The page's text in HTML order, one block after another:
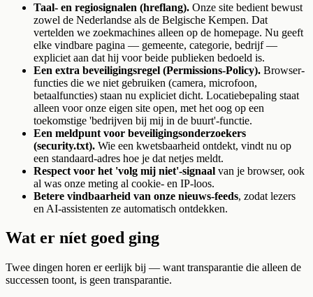
Taal- en regiosignalen (hreflang). Onze site bedient bewust
zowel de Nederlandse als de Belgische Kempen. Dat
vertelden we zoekmachines alleen op de homepage. Nu geeft
elke vindbare pagina — gemeente, categorie, bedrijf —
expliciet aan dat hij voor beide publieken bedoeld is.
Een extra beveiligingsregel (Permissions-Policy). Browser-
functies die we niet gebruiken (camera, microfoon,
betaalfuncties) staan nu expliciet dicht. Locatiebepaling staat
alleen voor onze eigen site open, met het oog op een
toekomstige 'bedrijven bij mij in de buurt'-functie.
Een meldpunt voor beveiligingsonderzoekers
(security.txt). Wie een kwetsbaarheid ontdekt, vindt nu op
een standaard-adres hoe je dat netjes meldt.
Respect voor het 'volg mij niet'-signaal van je browser, ook
al was onze meting al cookie- en IP-loos.
Betere vindbaarheid van onze nieuws-feeds, zodat lezers
en AI-assistenten ze automatisch ontdekken.
Wat er níet goed ging
Twee dingen horen er eerlijk bij — want transparantie die alleen de
successen toont, is geen transparantie.